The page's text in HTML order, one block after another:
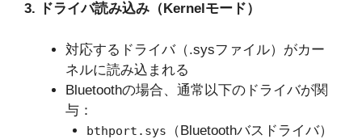
3. ドライバ読み込み（Kernelモード）
対応するドライバ（.sysファイル）がカー
ネルに読み込まれる
Bluetoothの場合、通常以下のドライバが関
与：
bthport.sys （Bluetoothバスドライバ）